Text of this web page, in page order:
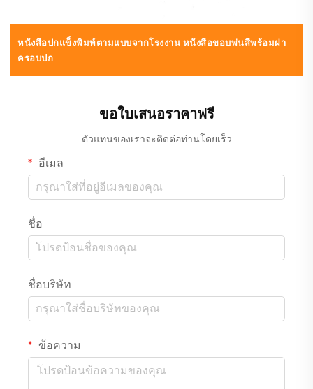
หนังสือปกแข็งพิมพ์ตามแบบจากโรงงาน หนังสือขอบพ่นสีพร้อมฝา
ครอบปก
ขอใบเสนอราคาฟรี
ตัวแทนของเราจะติดต่อท่านโดยเร็ว
อีเมล
ชื่อ
ชื่อบริษัท
ข้อความ